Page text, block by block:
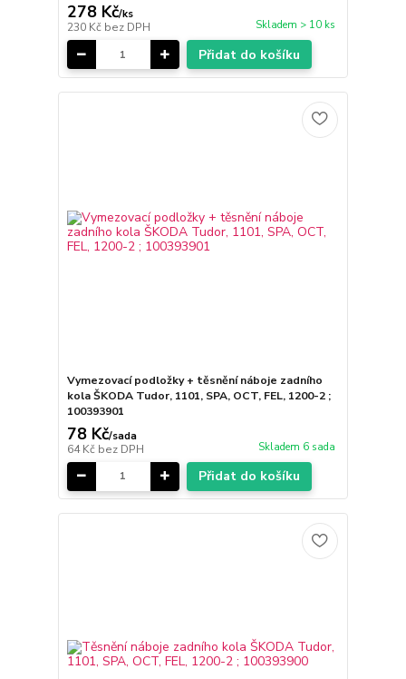
278 Kč/ks
230 Kč bez DPH Skladem > 10 ks
Přidat do košíku
Vymezovací podložky + těsnění náboje zadního
kola ŠKODA Tudor, 1101, SPA, OCT, FEL, 1200-2 ;
100393901
78 Kč/sada
64 Kč bez DPH Skladem 6 sada
Přidat do košíku